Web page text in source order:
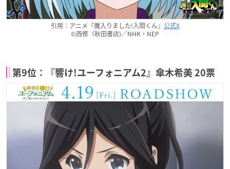
引用：アニメ『魔入りました!入間くん』 公式X
©西修（秋田書店)／NHK・NEP
第9位：『響け!ユーフォニアム2』傘木希美 20票